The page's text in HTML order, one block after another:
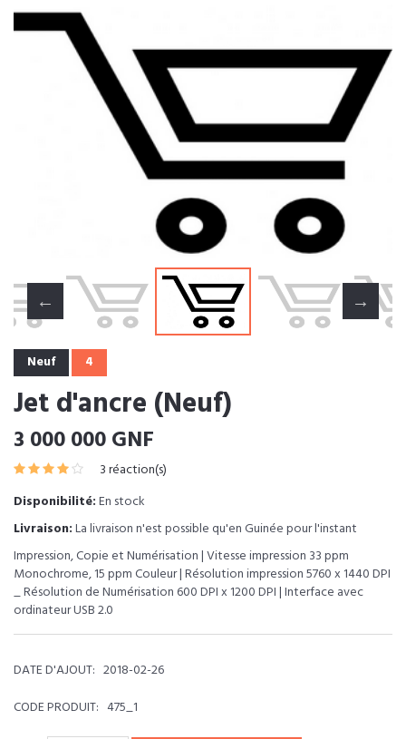
Neuf 4
Jet d'ancre (Neuf)
3 000 000 GNF
3 réaction(s)
Disponibilité:En stock
Livraison:La livraison n'est possible qu'en Guinée pour l'instant
Impression, Copie et Numérisation | Vitesse impression 33 ppm
Monochrome, 15 ppm Couleur | Résolution impression 5760 x 1440 DPI
_ Résolution de Numérisation 600 DPI x 1200 DPI | Interface avec
ordinateur USB 2.0
DATE D'AJOUT: 2018-02-26
CODE PRODUIT: 475_1